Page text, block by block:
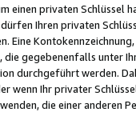
einen privaten
Ihren privaten
Eine
gegebenenfalls unter
durchgeführt werden.
wenn Ihr privater
die einer anderen